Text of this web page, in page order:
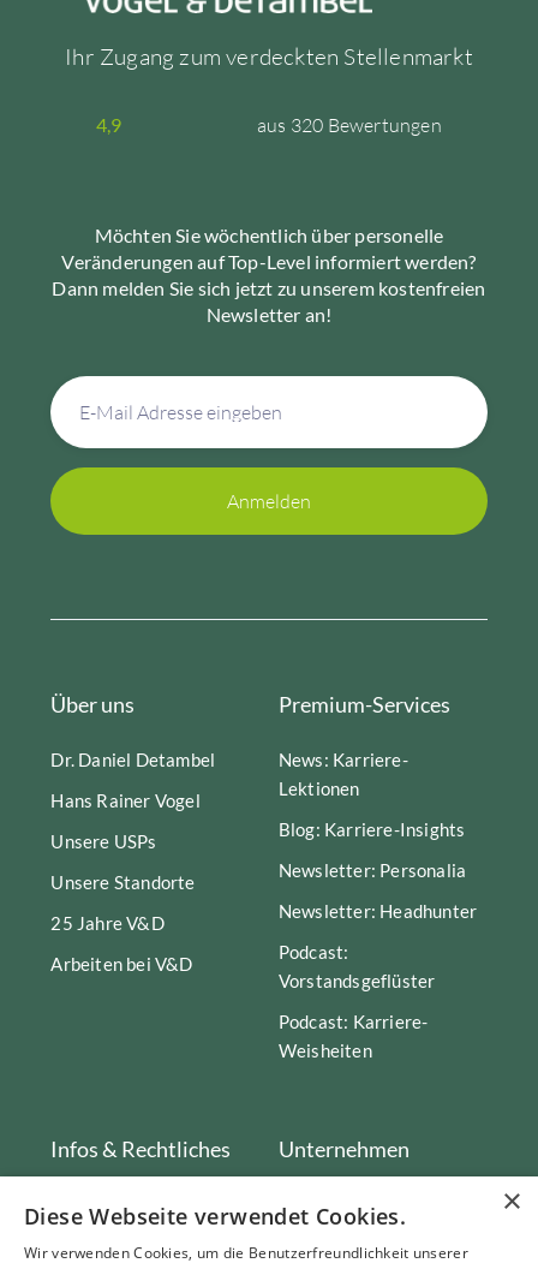
Ihr Zugang zum verdeckten Stellenmarkt
4,9 aus 320 Bewertungen
Möchten Sie wöchentlich über personelle
Veränderungen auf Top-Level informiert werden?
Dann melden Sie sich jetzt zu unserem kostenfreien
Newsletter an!
Über uns
Dr. Daniel Detambel
Hans Rainer Vogel
Unsere USPs
Unsere Standorte
25 Jahre V&D
Arbeiten bei V&D
Premium-Services
News: Karriere-
Lektionen
Blog: Karriere-Insights
Newsletter: Personalia
Newsletter: Headhunter
Podcast:
Vorstandsgeflüster
Podcast: Karriere-
Weisheiten
Infos & Rechtliches
Leistungsbroschüre
Executive Early Access
Unternehmen
Vogel und Detambel
GmbH & Co. KG
×
Diese Webseite verwendet Cookies.
Wir verwenden Cookies, um die Benutzerfreundlichkeit unserer